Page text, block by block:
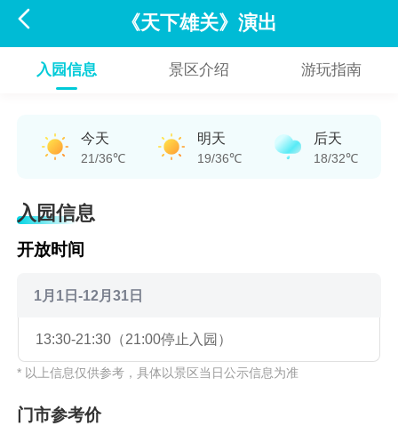
 《天下雄关》演出
入园信息 景区介绍 游玩指南
今天
21/36℃
明天
19/36℃
后天
18/32℃
入园信息
开放时间
1月1日-12月31日
13:30-21:30（21:00停止入园）
* 以上信息仅供参考，具体以景区当日公示信息为准
门市参考价